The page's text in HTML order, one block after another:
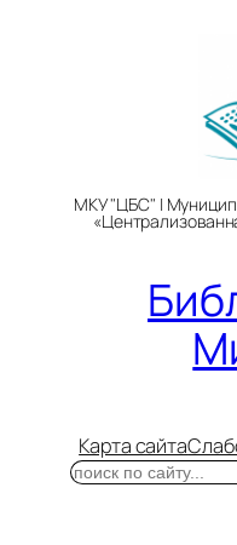
МКУ "ЦБС" |
Карта сайта
Поиск